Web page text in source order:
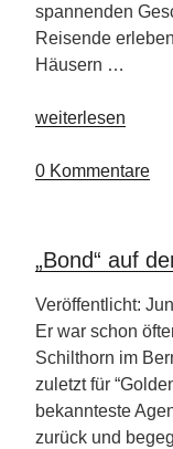
spannenden
Reisende
Häusern …
„Acht
Mitglieder
&
Châteaux“
weiterlesen
0 Kommentare
„Bond“ auf
Veröffentlicht:
Er war schon
Schilthorn im
zuletzt für
bekannteste
zurück und